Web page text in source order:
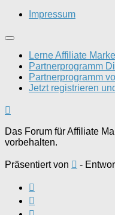
Impressum
Lerne Affiliate
Partnerprogramm
Partnerprogramm
Jetzt registrieren
Das Forum für Affiliate
vorbehalten.
Präsentiert von -